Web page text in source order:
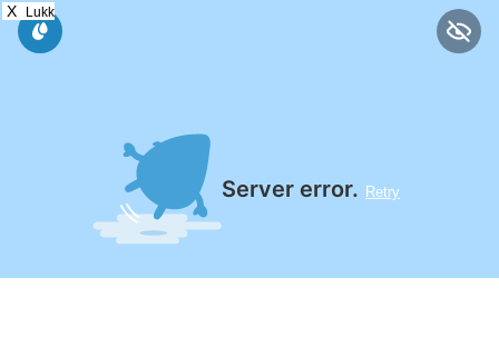
X Lukk